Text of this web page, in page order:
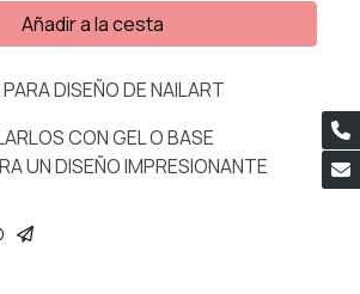
Añadir a la cesta
DISEÑO DE NAILART
CON GEL O BASE
UN DISEÑO IMPRESIONANTE